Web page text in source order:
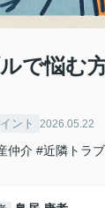
で悩む
ント 2026.05.22
仲介 #近隣トラ